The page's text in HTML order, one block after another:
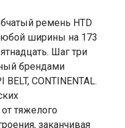
ремень HTD
ширины на 173
Шаг три
брендами
CONTINENTAL.
тяжелого
заканчивая